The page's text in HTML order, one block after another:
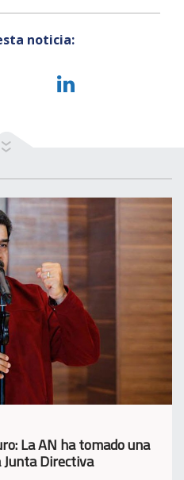
noticia:
La AN ha tomado una
Junta Directiva